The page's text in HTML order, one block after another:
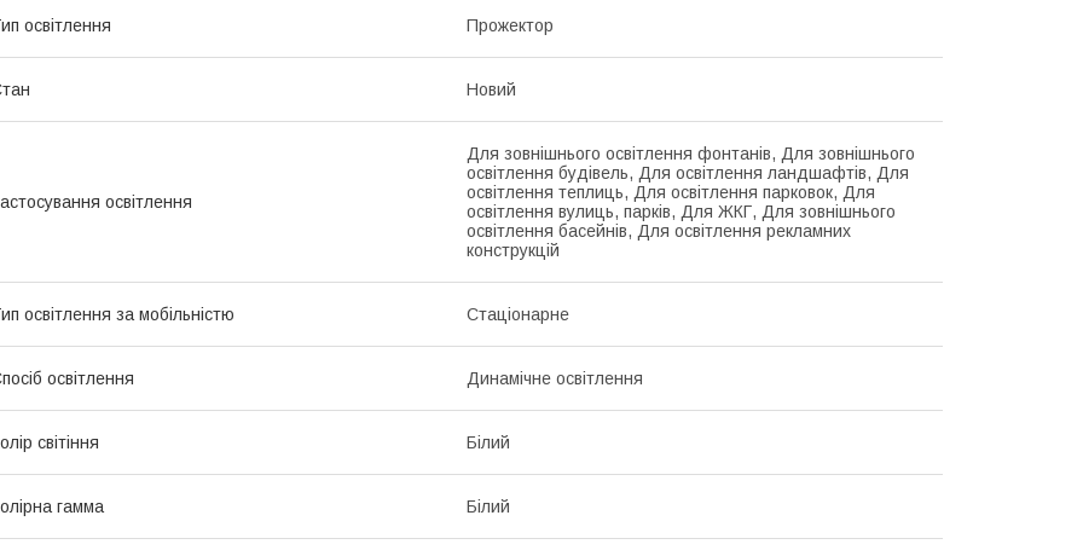
освітлення Прожектор
Новий
освітлення
Для зовнішнього освітлення фонтанів, Для зовнішнього
освітлення будівель, Для освітлення ландшафтів, Для
освітлення теплиць, Для освітлення парковок, Для
освітлення вулиць, парків, Для ЖКГ, Для зовнішнього
освітлення басейнів, Для освітлення рекламних
конструкцій
освітлення за мобільністю Стаціонарне
освітлення Динамічне освітлення
світіння Білий
гамма Білий